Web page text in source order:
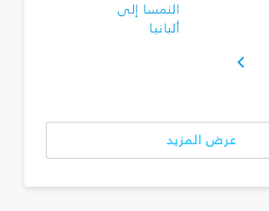
النمسا إلى
ألبانيا
عرض المزيد